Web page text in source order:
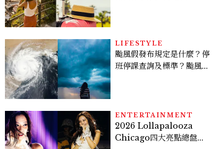
LIFESTYLE
颱風假發布規定是什麼？停
班停課查詢及標準？颱風假
ENTERTAINMENT
2026 Lollapalooza
Chicago四大亮點總盤